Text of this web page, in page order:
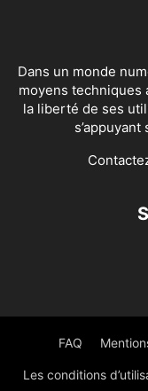
Dans un monde
moyens techniques
la liberté de ses
FAQ
Les conditions